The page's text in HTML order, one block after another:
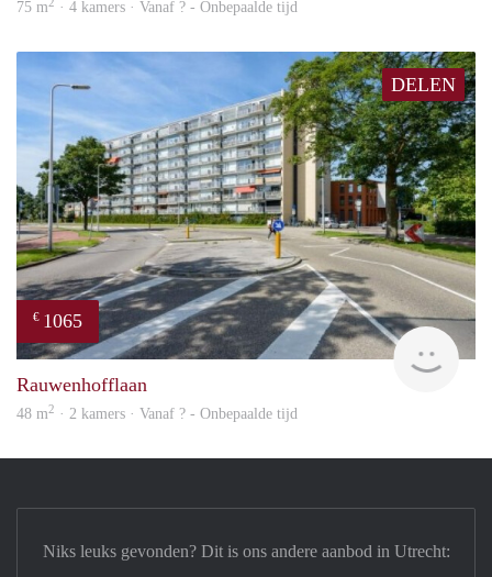
75 m · 4 kamers · Vanaf ? - Onbepaalde tijd
DELEN
€ 1065
rent
Rauwenhofflaan
48 m2 · 2 kamers · Vanaf ? - Onbepaalde tijd
Niks leuks gevonden? Dit is ons andere aanbod in Utrecht: